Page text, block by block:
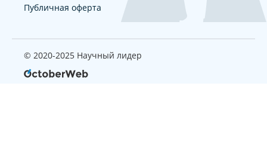
Публичная оферта
© 2020-2025 Научный лидер